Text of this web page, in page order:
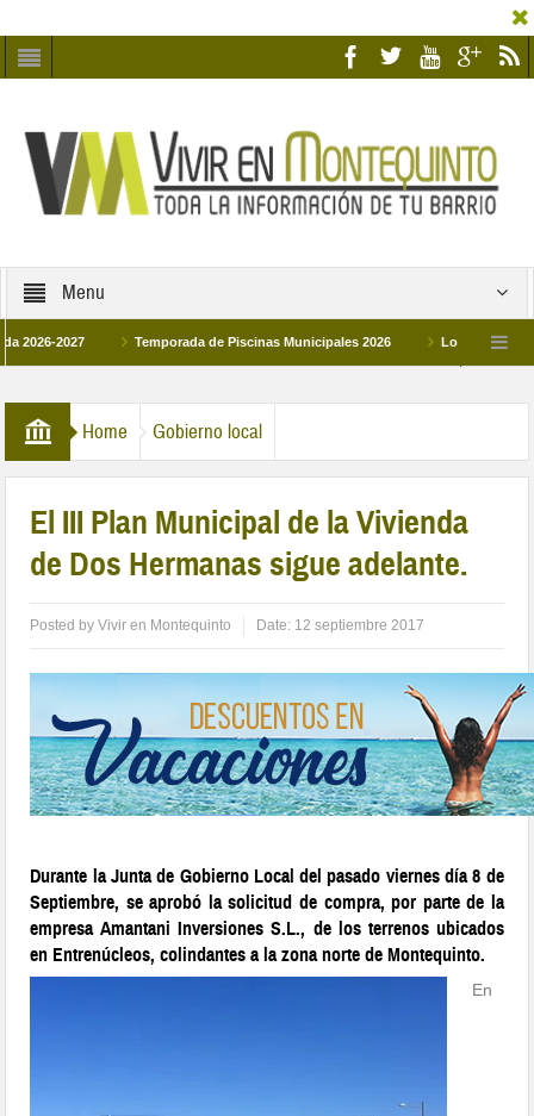
Menu
Temporada de Piscinas Municipales 2026 Los Campus de
Home Gobierno local
El III Plan Municipal de la Vivienda
de Dos Hermanas sigue adelante.
Posted byVivir en Montequinto Date: 12 septiembre 2017
Durante la Junta de Gobierno Local del pasado viernes día 8 de
Septiembre, se aprobó la solicitud de compra, por parte de la
empresa Amantani Inversiones S.L., de los terrenos ubicados
en Entrenúcleos, colindantes a la zona norte de Montequinto.
En